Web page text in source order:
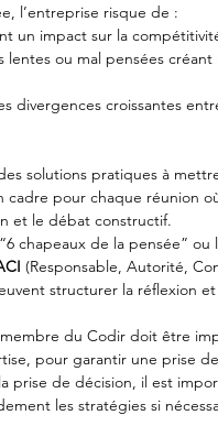
l’entreprise risque de :
un impact sur la
ou mal pensées
divergences croissantes
solutions pratiques à
cadre pour chaque réunion
et le débat constructif.
chapeaux de la pensée” ou
(Responsable, Autorité,
structurer la réflexion
du Codir doit être
pour garantir une prise
prise de décision, il est
les stratégies si